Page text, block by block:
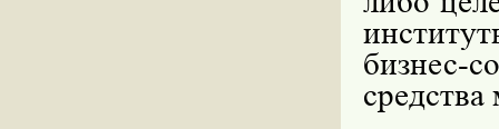
бизнес-